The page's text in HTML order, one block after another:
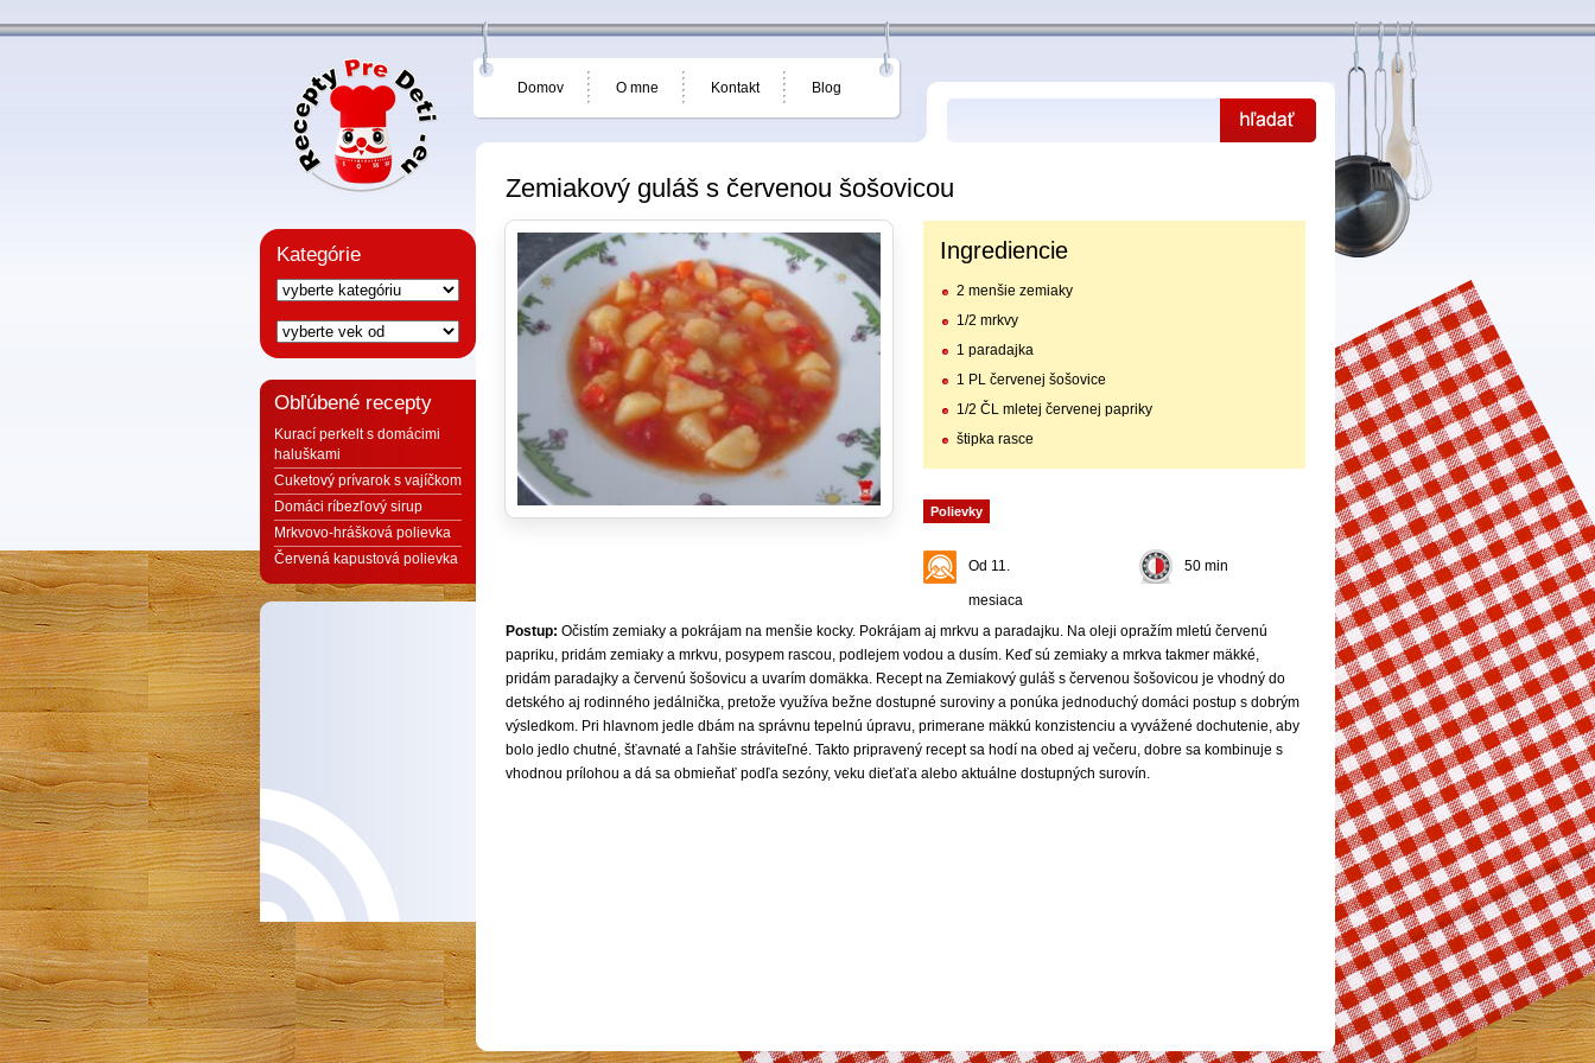
Domov O mne Kontakt Blog
Zemiakový guláš s červenou šošovicou
Ingrediencie
2 menšie zemiaky
1/2 mrkvy
1 paradajka
1 PL červenej šošovice
1/2 ČL mletej červenej papriky
štipka rasce
Polievky
Od 11.
mesiaca
50 min
Postup: Očistím zemiaky a pokrájam na menšie kocky. Pokrájam aj mrkvu a paradajku. Na oleji opražím mletú červenú
papriku, pridám zemiaky a mrkvu, posypem rascou, podlejem vodou a dusím. Keď sú zemiaky a mrkva takmer mäkké,
pridám paradajky a červenú šošovicu a uvarím domäkka. Recept na Zemiakový guláš s červenou šošovicou je vhodný do
detského aj rodinného jedálnička, pretože využíva bežne dostupné suroviny a ponúka jednoduchý domáci postup s dobrým
výsledkom. Pri hlavnom jedle dbám na správnu tepelnú úpravu, primerane mäkkú konzistenciu a vyvážené dochutenie, aby
bolo jedlo chutné, šťavnaté a ľahšie stráviteľné. Takto pripravený recept sa hodí na obed aj večeru, dobre sa kombinuje s
vhodnou prílohou a dá sa obmieňať podľa sezóny, veku dieťaťa alebo aktuálne dostupných surovín.
Kategórie
Obľúbené recepty
Kurací perkelt s domácimi
haluškami
Cuketový prívarok s vajíčkom
Domáci ríbezľový sirup
Mrkvovo-hrášková polievka
Červená kapustová polievka